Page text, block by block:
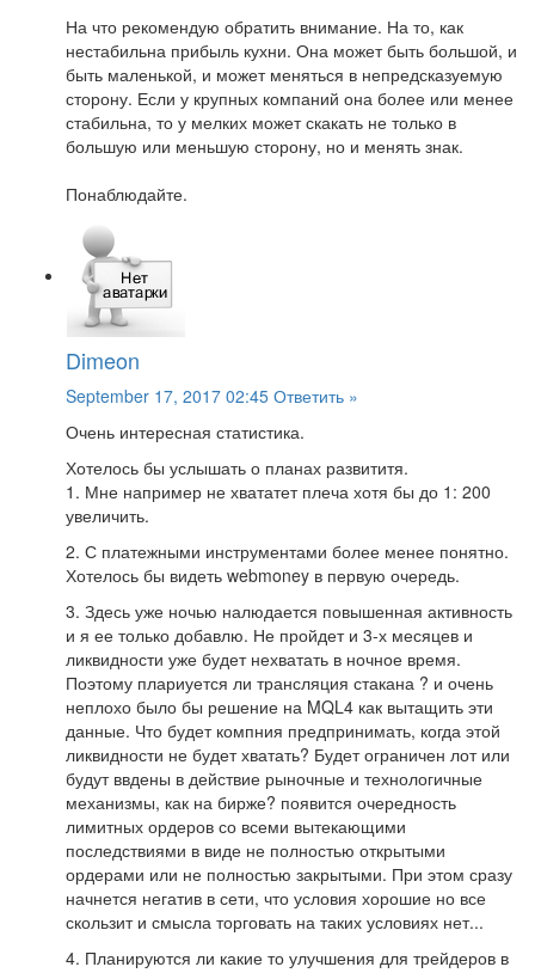
На что рекомендую обратить внимание. На то, как
нестабильна прибыль кухни. Она может быть большой, и
быть маленькой, и может меняться в непредсказуемую
сторону. Если у крупных компаний она более или менее
стабильна, то у мелких может скакать не только в
большую или меньшую сторону, но и менять знак.
Понаблюдайте.
Dimeon
September 17, 2017 02:45 Ответить »
Очень интересная статистика.
Хотелось бы услышать о планах развититя.
1. Мне например не хвататет плеча хотя бы до 1: 200
увеличить.
2. С платежными инструментами более менее понятно.
Хотелось бы видеть webmoney в первую очередь.
3. Здесь уже ночью налюдается повышенная активность
и я ее только добавлю. Не пройдет и 3-х месяцев и
ликвидности уже будет нехватать в ночное время.
Поэтому плариуется ли трансляция стакана ? и очень
неплохо было бы решение на MQL4 как вытащить эти
данные. Что будет компния предпринимать, когда этой
ликвидности не будет хватать? Будет ограничен лот или
будут ввдены в действие рыночные и технологичные
механизмы, как на бирже? появится очередность
лимитных ордеров со всеми вытекающими
последствиями в виде не полностью открытыми
ордерами или не полностью закрытыми. При этом сразу
начнется негатив в сети, что условия хорошие но все
скользит и смысла торговать на таких условиях нет...
4. Планируются ли какие то улучшения для трейдеров в